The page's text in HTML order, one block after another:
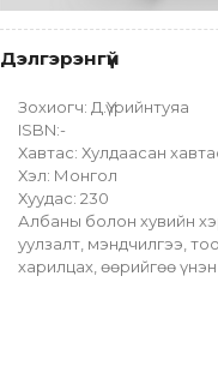
Дэлгэрэнгүй
Зохиогч: Д.Үүрийнтуяа
ISBN:-
Хавтас: Хулдаасан
Хэл: Монгол
Хуудас: 230
Албаны болон хувийн
уулзалт, мэндчилгээ,
харилцах, өөрийгөө